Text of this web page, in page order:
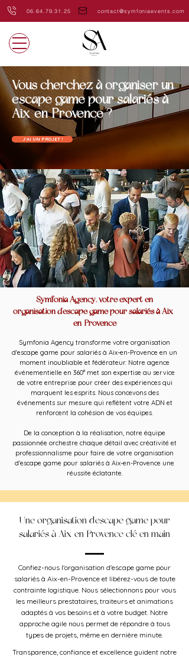
06.64.79.31.25 contact@symfoniaevents.com
Vous cherchez à organiser un
escape game pour salariés à
Aix-en-Provence ?
J'AI UN PROJET !
Symfonia Agency, votre expert en
organisation d'escape game pour salariés à Aix-
en-Provence
Symfonia Agency transforme votre organisation
d'escape game pour salariés à Aix-en-Provence en un
moment inoubliable et fédérateur. Notre agence
événementielle en 360° met son expertise au service
de votre entreprise pour créer des expériences qui
marquent les esprits. Nous concevons des
événements sur mesure qui reflètent votre ADN et
renforcent la cohésion de vos équipes.
De la conception à la réalisation, notre équipe
passionnée orchestre chaque détail avec créativité et
professionnalisme pour faire de votre organisation
d'escape game pour salariés à Aix-en-Provence une
réussite éclatante.
Une organisation d'escape game pour
salariés à Aix-en-Provence clé en main
Confiez-nous l'organisation d'escape game pour
salariés à Aix-en-Provence et libérez-vous de toute
contrainte logistique. Nous sélectionnons pour vous
les meilleurs prestataires, traiteurs et animations
adaptés à vos besoins et à votre budget. Notre
approche agile nous permet de répondre à tous
types de projets, même en dernière minute.
Transparence, confiance et excellence guident notre